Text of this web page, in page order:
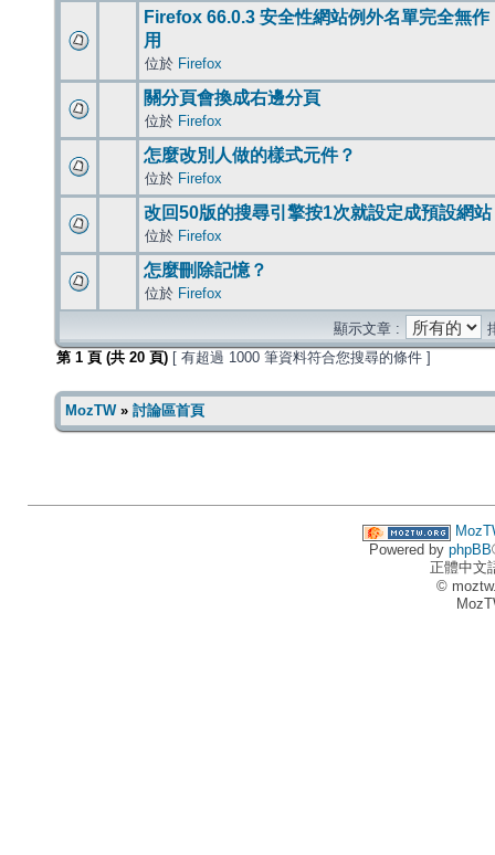
Firefox 66.0.3 安全性網站例外名單完全無作
用
位於 Firefox
關分頁會換成右邊分頁
位於 Firefox
怎麼改別人做的樣式元件？
位於 Firefox
改回50版的搜尋引擎按1次就設定成預設網站
位於 Firefox
怎麼刪除記憶？
位於 Firefox
顯示文章 :
第 1 頁 (共 20 頁) [ 有超過 1000 筆資料符合您搜尋的條件 ]
MozTW» 討論區首頁
Powered by phpBB
正體中文
©